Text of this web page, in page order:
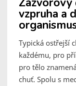
vzpruha a
Typická ostřejší
každému, pro
pro tělo
chuť. Spolu s